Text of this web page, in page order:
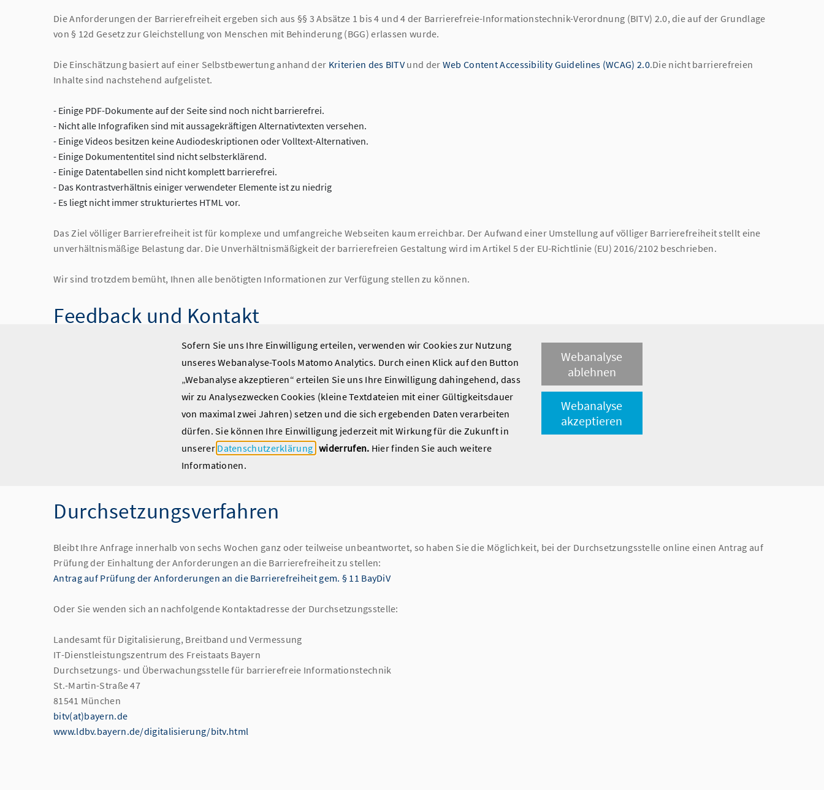
Die Anforderungen der Barrierefreiheit ergeben sich aus §§ 3 Absätze 1 bis 4 und 4 der Barrierefreie-Informationstechnik-Verordnung (BITV) 2.0, die auf der Grundlage
von § 12d Gesetz zur Gleichstellung von Menschen mit Behinderung (BGG) erlassen wurde.
Die Einschätzung basiert auf einer Selbstbewertung anhand der Kriterien des BITV und der Web Content Accessibility Guidelines (WCAG) 2.0.Die nicht barrierefreien
Inhalte sind nachstehend aufgelistet.
- Einige PDF-Dokumente auf der Seite sind noch nicht barrierefrei.
- Nicht alle Infografiken sind mit aussagekräftigen Alternativtexten versehen.
- Einige Videos besitzen keine Audiodeskriptionen oder Volltext-Alternativen.
- Einige Dokumententitel sind nicht selbsterklärend.
- Einige Datentabellen sind nicht komplett barrierefrei.
- Das Kontrastverhältnis einiger verwendeter Elemente ist zu niedrig
- Es liegt nicht immer strukturiertes HTML vor.
Das Ziel völliger Barrierefreiheit ist für komplexe und umfangreiche Webseiten kaum erreichbar. Der Aufwand einer Umstellung auf völliger Barrierefreiheit stellt eine
unverhältnismäßige Belastung dar. Die Unverhältnismäßigkeit der barrierefreien Gestaltung wird im Artikel 5 der EU-Richtlinie (EU) 2016/2102 beschrieben.
Wir sind trotzdem bemüht, Ihnen alle benötigten Informationen zur Verfügung stellen zu können.
Feedback und Kontakt
Sind Ihnen Mängel beim barrierefreien Zugang zu Inhalten von weltweit-erfolgreich.de aufgefallen? Haben Sie Fragen zum Thema Barrierefreiheit? Oder benötigen Sie
Informationen, die nicht barrierefrei dargestellt sind? Dann können Sie sich gerne bei uns melden unterinfo(at)bihk.de
Zuständig für die barrierefreie Zugänglichkeit und die Bearbeitung der im Rahmen des Feedback-Mechanismus eingehenden Mitteilungen ist:
Durchsetzungsverfahren
Bleibt Ihre Anfrage innerhalb von sechs Wochen ganz oder teilweise unbeantwortet, so haben Sie die Möglichkeit, bei der Durchsetzungsstelle online einen Antrag auf
Prüfung der Einhaltung der Anforderungen an die Barrierefreiheit zu stellen:
Antrag auf Prüfung der Anforderungen an die Barrierefreiheit gem. § 11 BayDiV
Oder Sie wenden sich an nachfolgende Kontaktadresse der Durchsetzungsstelle:
Landesamt für Digitalisierung, Breitband und Vermessung
IT-Dienstleistungszentrum des Freistaats Bayern
Durchsetzungs- und Überwachungsstelle für barrierefreie Informationstechnik
St.-Martin-Straße 47
81541 München
bitv(at)bayern.de
www.ldbv.bayern.de/digitalisierung/bitv.html
Sofern Sie uns Ihre Einwilligung erteilen, verwenden wir Cookies zur Nutzung
unseres Webanalyse-Tools Matomo Analytics. Durch einen Klick auf den Button
„Webanalyse akzeptieren“ erteilen Sie uns Ihre Einwilligung dahingehend, dass
wir zu Analysezwecken Cookies (kleine Textdateien mit einer Gültigkeitsdauer
von maximal zwei Jahren) setzen und die sich ergebenden Daten verarbeiten
dürfen. Sie können Ihre Einwilligung jederzeit mit Wirkung für die Zukunft in
unserer Datenschutzerklärung widerrufen. Hier finden Sie auch weitere
Informationen.
Webanalyse
ablehnen
Webanalyse
akzeptieren